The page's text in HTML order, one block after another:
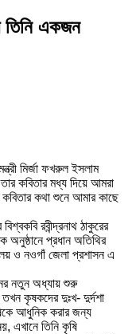
তিনি একজন
মির্জা ফখরুল ইসলাম
কবিতার মধ্য দিয়ে আমরা
কবিতার কথা শুনে আমার কাছে
রবীন্দ্রনাথ ঠাকুরের
অনুষ্ঠানে প্রধান অতিথির
ও নওগাঁ জেলা প্রশাসন এ
নতুন অধ্যায় শুরু
কৃষকদের দুঃখ- দুর্দশা
আধুনিক করার জন্য
এখানে তিনি কৃষি